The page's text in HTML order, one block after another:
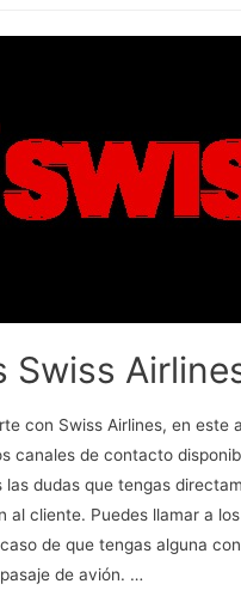
Swiss
con Swiss Airlines, en este
canales de contacto
las dudas que tengas
al cliente. Puedes llamar a
de que tengas alguna
de avión. …